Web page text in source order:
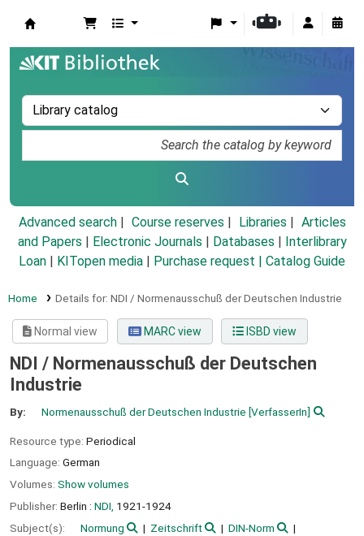
Advanced search Course reserves Libraries
Articles
and Papers
Electronic Journals Databases
Interlibrary
Loan
KITopen media Purchase request | Catalog Guide
Home Details for: NDI / Normenausschuß der Deutschen Industrie
Normal view MARC view ISBD view
NDI / Normenausschuß der Deutschen
Industrie
By: Normenausschuß der Deutschen Industrie [VerfasserIn]
Resource type: Periodical
Language: German
Volumes: Show volumes
Publisher: Berlin : NDI, 1921-1924
Subject(s):
Normung Zeitschrift
DIN-Norm